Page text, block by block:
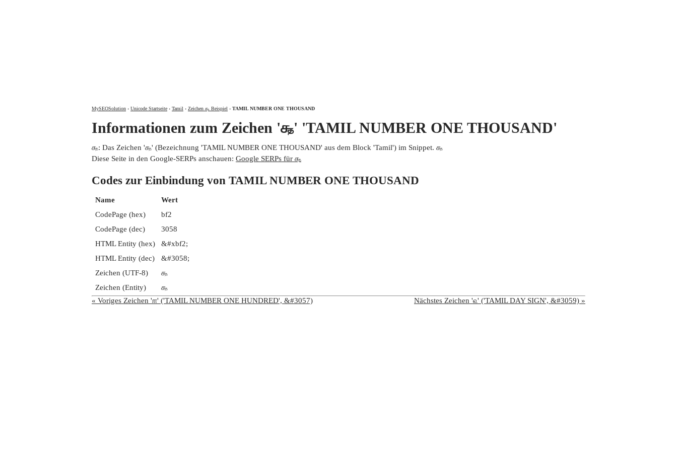
MySEOSolution › Unicode Startseite › Tamil › Zeichen ௲ Beispiel › TAMIL NUMBER ONE THOUSAND
Informationen zum Zeichen '௲' 'TAMIL NUMBER ONE THOUSAND'
௲: Das Zeichen '௲' (Bezeichnung 'TAMIL NUMBER ONE THOUSAND' aus dem Block 'Tamil') im Snippet. ௲
Diese Seite in den Google-SERPs anschauen: Google SERPs für ௲
Codes zur Einbindung von TAMIL NUMBER ONE THOUSAND
Name
Wert
CodePage (hex)
bf2
CodePage (dec)
3058
HTML Entity (hex)
&#xbf2;
HTML Entity (dec)
&#3058;
Zeichen (UTF-8)
௲
Zeichen (Entity)
௲
« Voriges Zeichen '௱' ('TAMIL NUMBER ONE HUNDRED', &#3057)
Nächstes Zeichen '௳' ('TAMIL DAY SIGN', &#3059) »